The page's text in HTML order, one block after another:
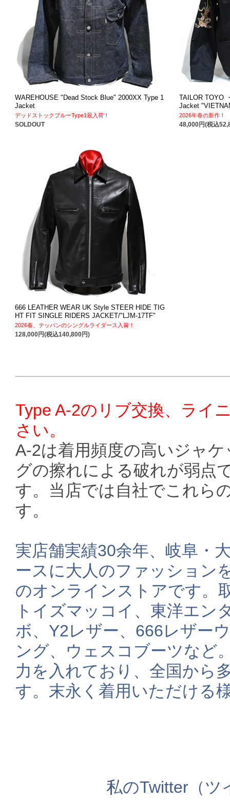
WAREHOUSE "Dead Stock Blue" 2000XX Type 1
Jacket
デッドストックブルーType1最入荷！
SOLDOUT
TAILOR TOYO
Jacket
2026年春の新作！
48,000円(税込
666 LEATHER WEAR UK Style STEER HIDE TIG
HT FIT SINGLE RIDERS JACKET/"LJM-17TF"
2026春、テッパンのシングルライダース入荷！
128,000円(税込140,800円)
Type A-2のリブ交換、ライ
さい。
A-2は着用頻度の高いジャ
グの擦れによる破れが弱点
す。当店では自社でこれら
す。
実店舗実績30余年、岐阜・
ースに大人のファッション
のオンラインストアです。
トイズマッコイ、東洋エン
ボ、Y2レザー、666レザー
ング、ウェスコブーツなど
力を入れており、全国から
す。末永く着用いただける
私のTwitter（